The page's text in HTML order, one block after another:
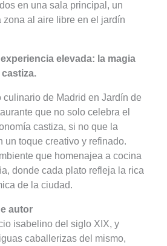
en una sala principal, un
zona al aire libre en el jardín
elevada: la magia
culinario de Madrid en Jardín de
que no solo celebra el
castiza, si no que la
un toque creativo y refinado.
que homenajea a cocina
donde cada plato refleja la rica
de la ciudad.
autor
isabelino del siglo XIX, y
caballerizas del mismo,